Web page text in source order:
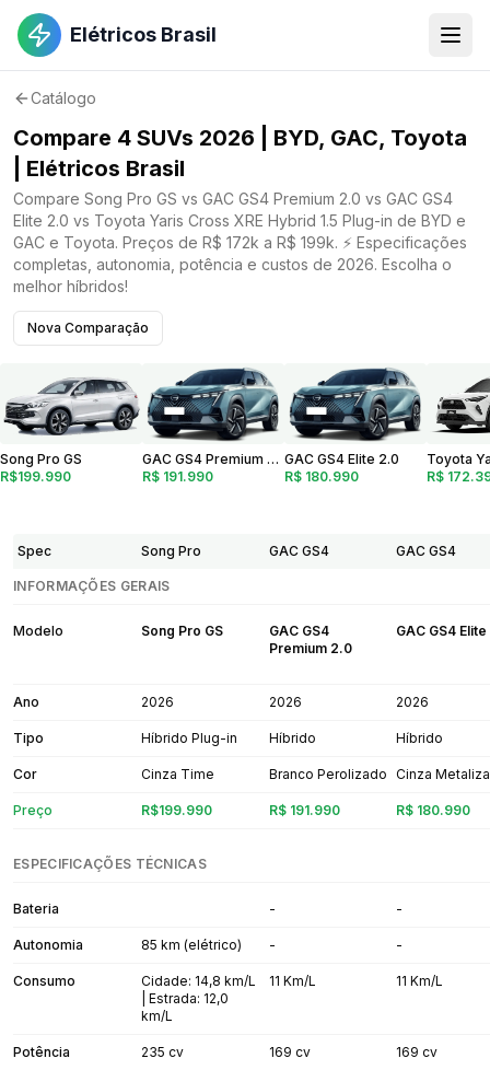
Elétricos Brasil
Catálogo
Compare 4 SUVs 2026 | BYD, GAC, Toyota
| Elétricos Brasil
Compare Song Pro GS vs GAC GS4 Premium 2.0 vs GAC GS4
Elite 2.0 vs Toyota Yaris Cross XRE Hybrid 1.5 Plug-in de BYD e
GAC e Toyota. Preços de R$ 172k a R$ 199k. ⚡ Especificações
completas, autonomia, potência e custos de 2026. Escolha o
melhor híbridos!
Nova Comparação
Song Pro GS
R$199.990
GAC GS4 Premium 2.0
R$ 191.990
GAC GS4 Elite 2.0
R$ 180.990
R$
Spec Song Pro GAC GS4 GAC GS4
INFORMAÇÕES GERAIS
Modelo Song Pro GS
GAC GS4
Premium 2.0
GAC GS4
Ano 2026 2026 2026
Tipo Híbrido Plug-in Híbrido Híbrido
Cor Cinza Time Branco Perolizado Cinza
Preço R$199.990 R$ 191.990 R$ 180.990
ESPECIFICAÇÕES TÉCNICAS
Bateria - -
Autonomia 85 km (elétrico) - -
Consumo
Cidade: 14,8 km/L
| Estrada: 12,0
km/L
11 Km/L 11 Km/L
Potência 235 cv 169 cv 169 cv